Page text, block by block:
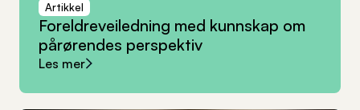
Artikkel
Foreldreveiledning med kunnskap om
pårørendes perspektiv
Les mer